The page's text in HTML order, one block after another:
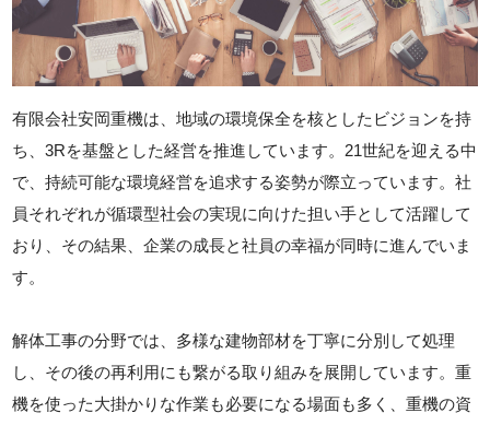
有限会社安岡重機は、地域の環境保全を核としたビジョンを持
ち、3Rを基盤とした経営を推進しています。21世紀を迎える中
で、持続可能な環境経営を追求する姿勢が際立っています。社
員それぞれが循環型社会の実現に向けた担い手として活躍して
おり、その結果、企業の成長と社員の幸福が同時に進んでいま
す。
解体工事の分野では、多様な建物部材を丁寧に分別して処理
し、その後の再利用にも繋がる取り組みを展開しています。重
機を使った大掛かりな作業も必要になる場面も多く、重機の資